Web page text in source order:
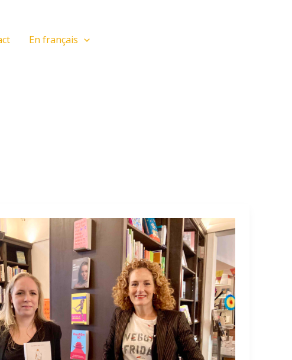
En français